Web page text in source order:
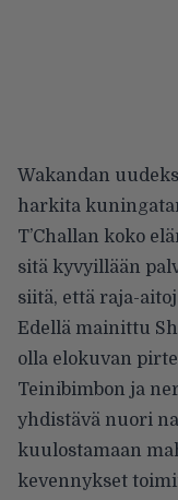
Wakandan
harkita
T’Challan koko
sitä kyvyillään
siitä, että raja-
Edellä mainittu
olla elokuvan
Teinibimbon ja
yhdistävä nuori
kuulostamaan
kevennykset